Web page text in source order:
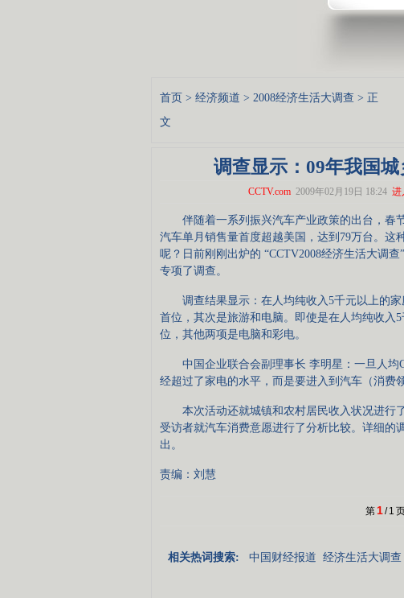
首页 > 经济频道 > 2008经济生活大调查 > 正
文
调查显示：09年我国
CCTV.com 2009年02月19日 18:24 进
伴随着一系列振兴汽车产业政策的出台，春
汽车单月销售量首度超越美国，达到79万台。这
呢？日前刚刚出炉的 “CCTV2008经济生活大调
专项了调查。
调查结果显示：在人均纯收入5千元以上的家
首位，其次是旅游和电脑。即使是在人均纯收入
位，其他两项是电脑和彩电。
中国企业联合会副理事长 李明星：一旦人均
经超过了家电的水平，而是要进入到汽车（消费
本次活动还就城镇和农村居民收入状况进行
受访者就汽车消费意愿进行了分析比较。详细的
出。
责编：刘慧
第 1/ 1
相关热词搜索: 中国财经报道 经济生活大调查